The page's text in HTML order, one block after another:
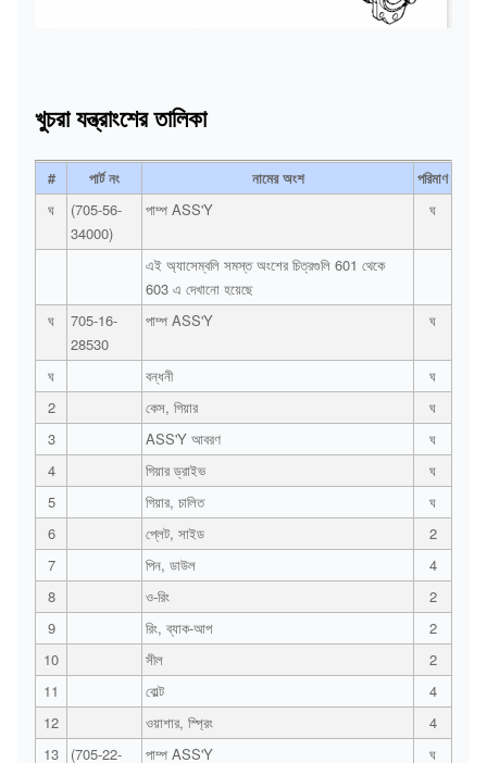
খুচরা যন্ত্রাংশের তালিকা
# পার্ট নং নামের অংশ
পরিমাণ
ঘ
(705-56-
34000)
পাম্প ASS'Y ঘ
এই অ্যাসেম্বলি সমস্ত অংশের চিত্রগুলি 601 থেকে
603 এ দেখানো হয়েছে
ঘ
705-16-
28530
পাম্প ASS'Y ঘ
ঘ বন্ধনী
ঘ
2
কেস, গিয়ার
ঘ
3
ASS'Y আবরণ
ঘ
4
গিয়ার ড্রাইভ
ঘ
5
গিয়ার, চালিত
ঘ
6
প্লেট, সাইড
2
7
পিন, ডাউল
4
8
ও-রিং
2
9
রিং, ব্যাক-আপ
2
10
সীল
2
11
বোল্ট
4
12
ওয়াশার, স্প্রিং
4
13
(705-22-
পাম্প ASS'Y ঘ